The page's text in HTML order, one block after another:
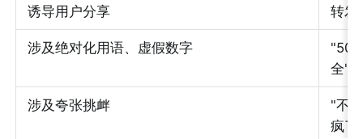
诱导用户分享 转发
涉及绝对化用语、虚假数字
全"
涉及夸张挑衅
"不
疯了